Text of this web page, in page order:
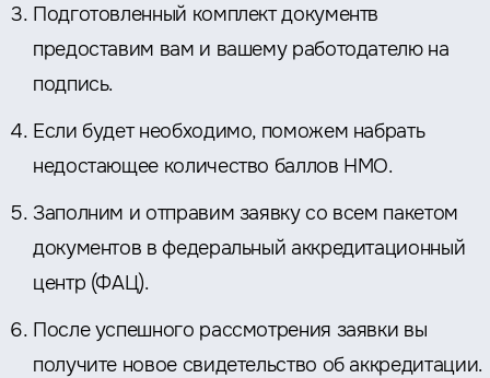
Подготовленный комплект документв
предоставим вам и вашему работодателю на
подпись.
Если будет необходимо, поможем набрать
недостающее количество баллов НМО.
Заполним и отправим заявку со всем пакетом
документов в федеральный аккредитационный
центр (ФАЦ).
После успешного рассмотрения заявки вы
получите новое свидетельство об аккредитации.